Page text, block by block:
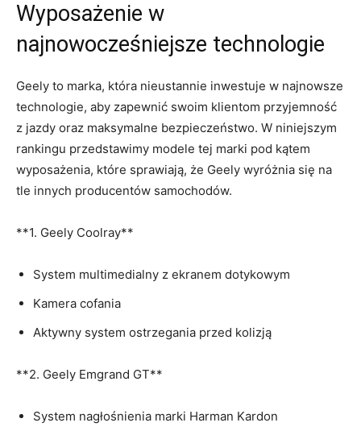
Wyposażenie w
najnowocześniejsze technologie
Geely to marka, która nieustannie inwestuje w najnowsze
technologie, aby zapewnić swoim klientom przyjemność
z jazdy oraz maksymalne bezpieczeństwo. W niniejszym
‌rankingu przedstawimy modele tej marki pod kątem‍
wyposażenia, które sprawiają, że Geely wyróżnia się na
‍tle innych producentów samochodów.
**1. Geely Coolray**
System multimedialny z ‍ekranem dotykowym
Kamera​ cofania
Aktywny system ostrzegania przed kolizją
**2. Geely Emgrand⁤ GT**
System nagłośnienia marki Harman Kardon